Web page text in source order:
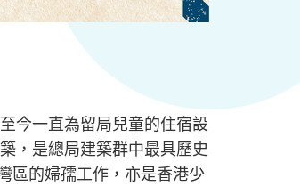
今一直為留局兒童的住宿設
，是總局建築群中最具歷史
區的婦孺工作，亦是香港少